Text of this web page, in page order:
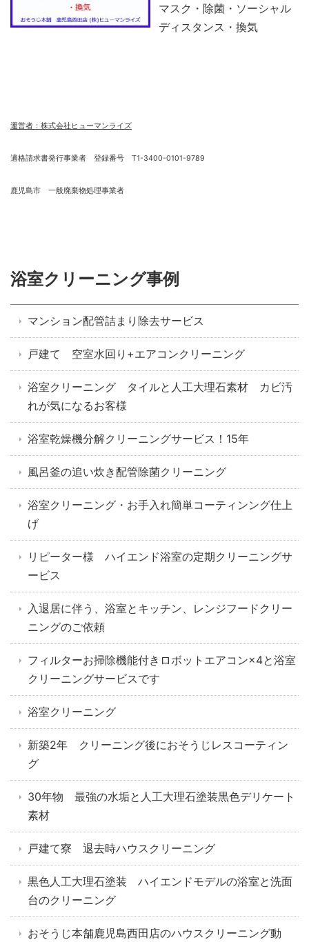
マスク・除菌・ソーシャル
ディスタンス・換気
運営者：株式会社ヒューマンライズ
適格請求書発行事業者 登録番号 T1-3400-0101-9789
鹿児島市 一般廃棄物処理事業者
浴室クリーニング事例
マンション配管詰まり除去サービス
戸建て 空室水回り+エアコンクリーニング
浴室クリーニング タイルと人工大理石素材 カビ汚
れが気になるお客様
浴室乾燥機分解クリーニングサービス！15年
風呂釜の追い炊き配管除菌クリーニング
浴室クリーニング・お手入れ簡単コーティンング仕上
げ
リピーター様 ハイエンド浴室の定期クリーニングサ
ービス
入退居に伴う、浴室とキッチン、レンジフードクリー
ニングのご依頼
フィルターお掃除機能付きロボットエアコン×4と浴室
クリーニングサービスです
浴室クリーニング
新築2年 クリーニング後におそうじレスコーティン
グ
30年物 最強の水垢と人工大理石塗装黒色デリケート
素材
戸建て寮 退去時ハウスクリーニング
黒色人工大理石塗装 ハイエンドモデルの浴室と洗面
台のクリーニング
おそうじ本舗鹿児島西田店のハウスクリーニング動